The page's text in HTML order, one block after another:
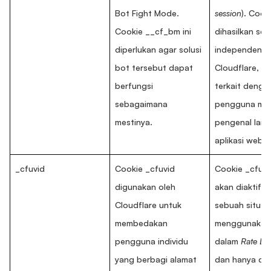
Bot Fight Mode.
Cookie __cf_bm ini
diperlukan agar solusi
bot tersebut dapat
berfungsi
sebagaimana
mestinya.
session).
dihasilkan
independen
Cloudflare,
terkait
pengguna
pengenal
aplikasi web
_cfuvid
Cookie _cfuvid
digunakan oleh
Cloudflare untuk
membedakan
pengguna individu
yang berbagi alamat
Cookie
akan
sebuah situs
dalam Rate
dan hanya